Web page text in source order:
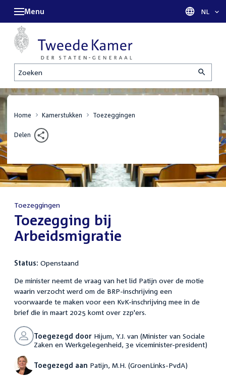
Zoeken
Menu Taal
NL
Home Kamerstukken Toezeggingen
Delen
Toezeggingen
:Toezegging bij
Arbeidsmigratie
Status: Openstaand
De minister neemt de vraag van het lid Patijn over de motie
waarin verzocht werd om de BRP-inschrijving een
voorwaarde te maken voor een KvK-inschrijving mee in de
brief die in maart 2025 komt over zzp'ers.
Toegezegd doorHijum, Y.J. van (Minister van Sociale
Zaken en Werkgelegenheid, 3e viceminister-president)
Toegezegd aan Patijn, M.H. (GroenLinks-PvdA)